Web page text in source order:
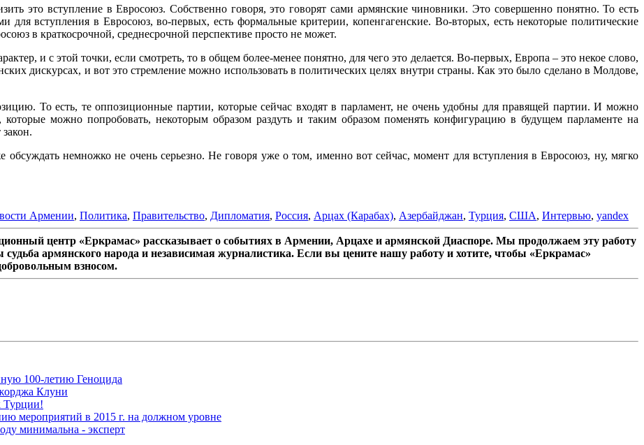
это вступление в Евросоюз. Собственно говоря, это говорят сами армянские чиновники. Это совершенно понятно. То есть
вступления в Евросоюз, во-первых, есть формальные критерии, копенгагенские. Во-вторых, есть некоторые политические
в краткосрочной, среднесрочной перспективе просто не может.
и с этой точки, если смотреть, то в общем более-менее понятно, для чего это делается. Во-первых, Европа – это некое слово,
дискурсах, и вот это стремление можно использовать в политических целях внутри страны. Как это было сделано в Молдове,
То есть, те оппозиционные партии, которые сейчас входят в парламент, не очень удобны для правящей партии. И можно
можно попробовать, некоторым образом раздуть и таким образом поменять конфигурацию в будущем парламенте на
немножко не очень серьезно. Не говоря уже о том, именно вот сейчас, момент для вступления в Евросоюз, ну, мягко
Армении, Политика, Правительство, Дипломатия, Россия, Арцах (Карабах), Азербайджан, Турция, США, Интервью, yandex
центр «Еркрамас» рассказывает о событиях в Армении, Арцахе и армянской Диаспоре. Мы продолжаем эту работу
армянского народа и независимая журналистика. Если вы цените нашу работу и хотите, чтобы «Еркрамас»
взносом.
100-летию Геноцида
Клуни
Турции!
мероприятий в 2015 г. на должном уровне
минимальна - эксперт